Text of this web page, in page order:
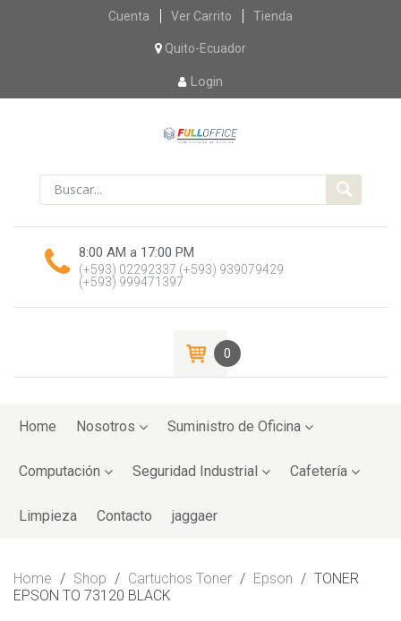
Skip
content
Cuenta Ver Carrito Tienda
Quito-Ecuador
Login
8:00 AM a 17:00 PM
(+593) 02292337 (+593) 939079429
(+593) 999471397
0
toHome Nosotros Suministro de Oficina
Computación Seguridad Industrial Cafetería
Limpieza Contacto jaggaer
Home / Shop / Cartuchos Toner / Epson / TONER
EPSON TO 73120 BLACK